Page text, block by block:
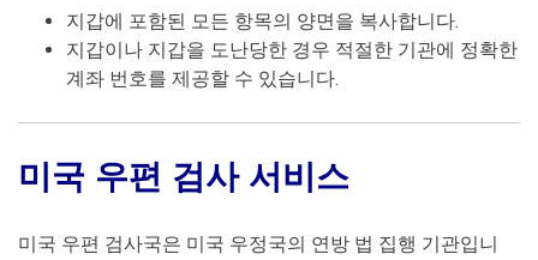
지갑에 포함된 모든 항목의 양면을 복사합니다.
지갑이나 지갑을 도난당한 경우 적절한 기관에 정확한
계좌 번호를 제공할 수 있습니다.
미국 우편 검사 서비스
미국 우편 검사국은 미국 우정국의 연방 법 집행 기관입니